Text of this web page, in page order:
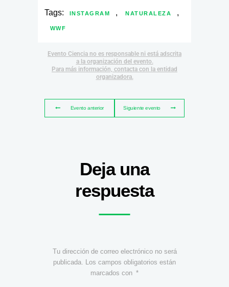
Tags: INSTAGRAM , NATURALEZA ,
WWF
Evento Ciencia no es responsable ni está adscrita
a la organización del evento.
Para más información, contacta con la entidad
organizadora.
Evento anterior Siguiente evento
Deja una
respuesta
Tu dirección de correo electrónico no será
publicada. Los campos obligatorios están
marcados con *